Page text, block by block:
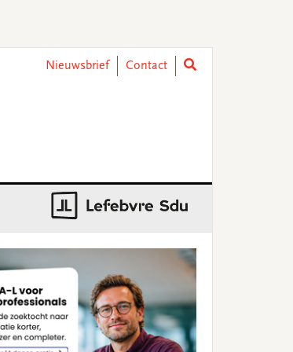
Nieuwsbrief
Contact